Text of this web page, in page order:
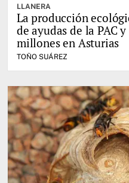
LLANERA
La producción
de ayudas de la PAC
millones en Asturias
TOÑO SUÁREZ